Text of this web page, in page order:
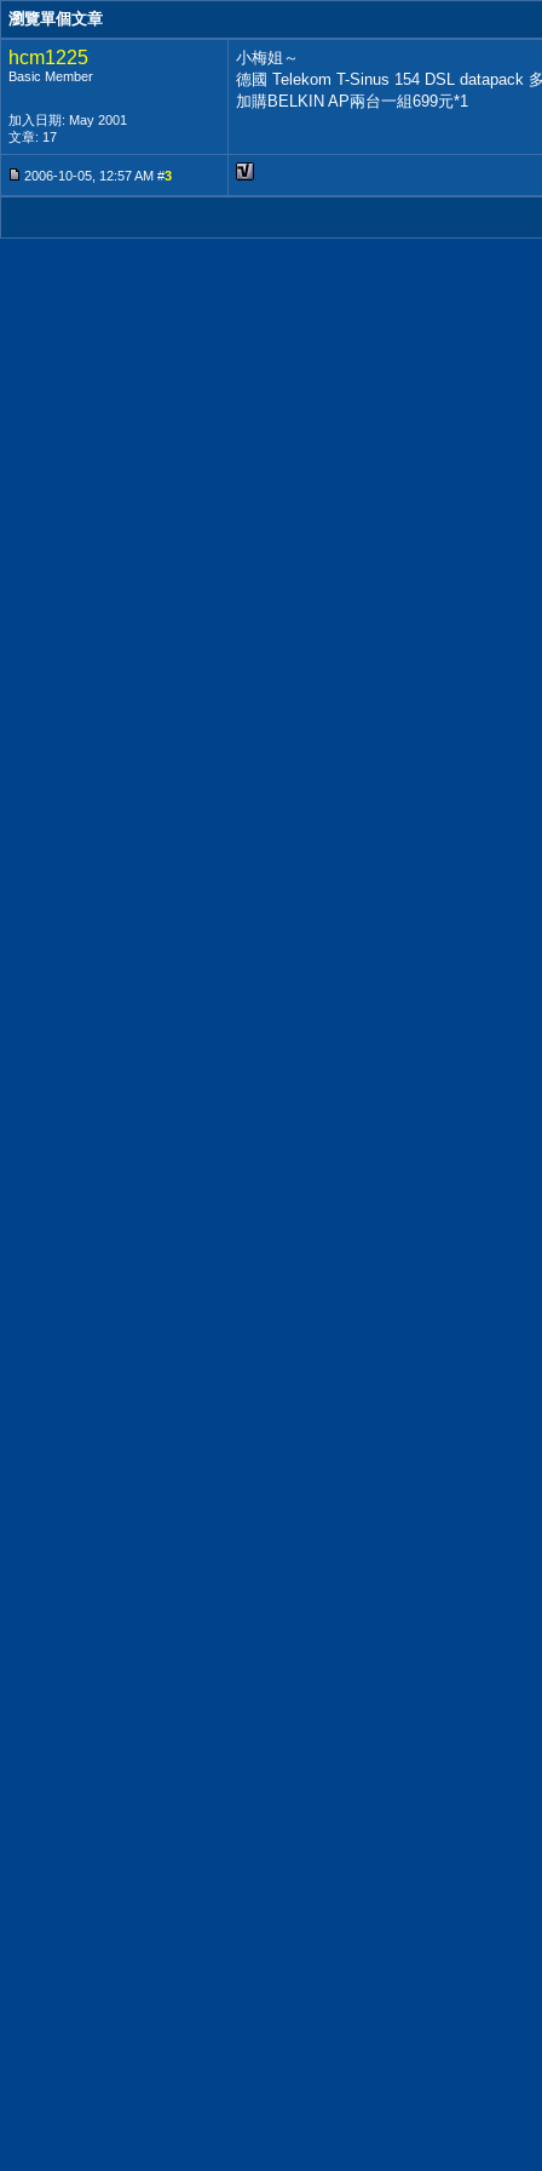
瀏覽單個文章
hcm1225
Basic Member
加入日期: May 2001
文章: 17
小梅姐～
德國 Telekom T-Sinus 154 DSL datapack
加購BELKIN AP兩台一組699元*1
2006-10-05, 12:57 AM #3